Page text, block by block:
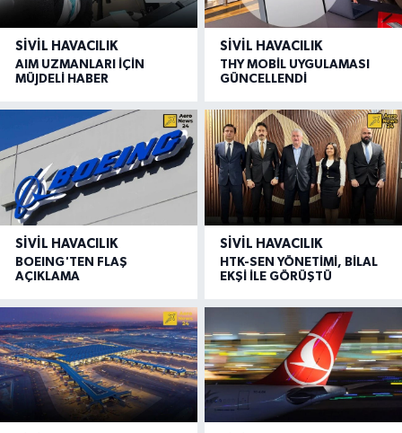
SIVIL HAVACILIK
AIM UZMANLARI İÇİN
MÜJDELİ HABER
SIVIL HAVACILIK
THY MOBİL UYGULAMASI
GÜNCELLENDİ
SIVIL HAVACILIK
BOEING'TEN FLAŞ
AÇIKLAMA
SIVIL HAVACILIK
HTK-SEN YÖNETİMİ, BİLAL
EKŞİ İLE GÖRÜŞTÜ